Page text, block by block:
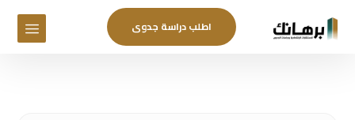
اطلب دراسة جدوى